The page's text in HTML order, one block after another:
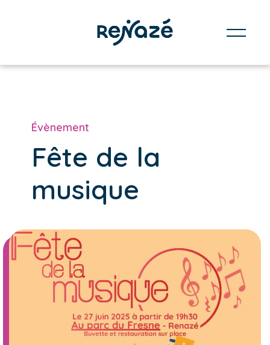
Évènement
Fête de la
musique